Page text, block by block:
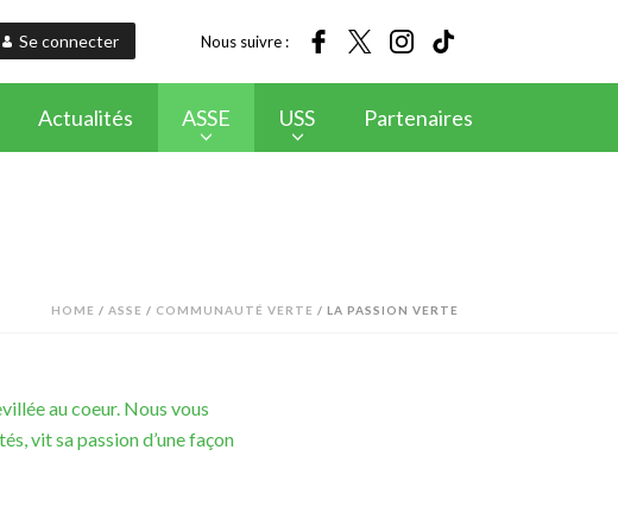
Se connecter Nous suivre :
Actualités ASSE USS Partenaires
HOME / ASSE / COMMUNAUTÉ VERTE / LA PASSION VERTE
au coeur. Nous vous
vit sa passion d’une façon